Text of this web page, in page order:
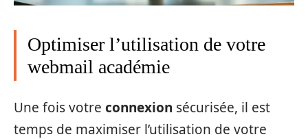
Optimiser l’utilisation de votre
webmail académie
Une fois votre connexion sécurisée, il est
temps de maximiser l’utilisation de votre